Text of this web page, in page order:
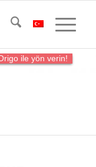
ile yön verin!